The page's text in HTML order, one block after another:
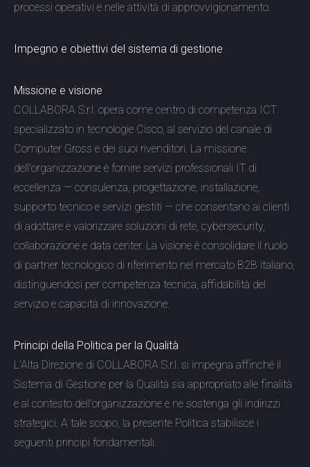
processi operativi e nelle attività di approvvigionamento.
Impegno e obiettivi del sistema di gestione
Missione e visione
COLLABORA S.r.l. opera come centro di competenza ICT
specializzato in tecnologie Cisco, al servizio del canale di
Computer Gross e dei suoi rivenditori. La missione
dell'organizzazione è fornire servizi professionali IT di
eccellenza — consulenza, progettazione, installazione,
supporto tecnico e servizi gestiti — che consentano ai clienti
di adottare e valorizzare soluzioni di rete, cybersecurity,
collaborazione e data center. La visione è consolidare il ruolo
di partner tecnologico di riferimento nel mercato B2B italiano,
distinguendosi per competenza tecnica, affidabilità del
servizio e capacità di innovazione.
Principi della Politica per la Qualità
L'Alta Direzione di COLLABORA S.r.l. si impegna affinché il
Sistema di Gestione per la Qualità sia appropriato alle finalità
e al contesto dell'organizzazione e ne sostenga gli indirizzi
strategici. A tale scopo, la presente Politica stabilisce i
seguenti principi fondamentali.